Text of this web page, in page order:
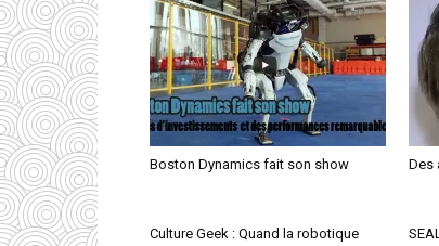
Boston Dynamics fait son show Des
Culture Geek : Quand la robotique